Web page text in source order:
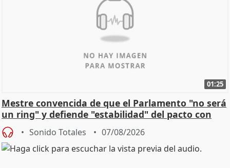
01:25
Mestre convencida de que el Parlamento "no será
un ring" y defiende "estabilidad" del pacto con
Vox
Sonido Totales 07/08/2026